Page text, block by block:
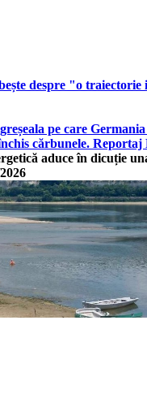
despre "o
pe care
cărbunele.
aduce în dicuție